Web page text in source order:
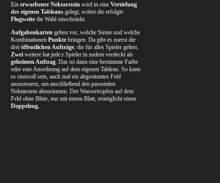
Einerworbener Nektarstein wird in eineVertiefung
des eigenen Tableaus gelegt, wobei die erfolgte
Flugweite die Wahl einschränkt.
Aufgabenkarten geben vor, welche Steine und welche
KombinationenPunkte bringen. Da gibt es zuerst die
dreiöffentlichen Aufträge, die für alles Spieler gelten.
Zwei weitere hat jede:r Spieler:in zudem verdeckt als
geheimen Auftrag. Das ist dann eine bestimmte Farbe
oder eine Anordnung auf dem eigenen Tableau. So kann
es sinnvoll sein, auch mal ein abgeräumtes Feld
anzusteuern, um anschließend den passenden
Nektarstein abzuräumen. Der Wassertropfen auf dem
Feld ohne Blüte, nur mit einem Blatt, ermöglicht einen
Doppelzug.